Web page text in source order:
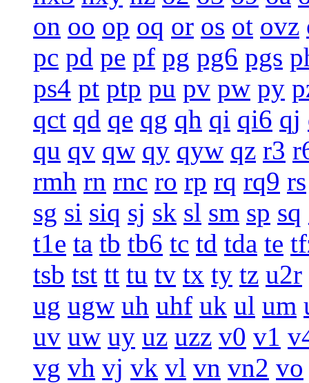
on oo op oq or os ot ovz
pc pd pe pf pg pg6 pgs
ps4 pt ptp pu pv pw py
qct qd qe qg qh qi qi6 qj
qu qv qw qy qyw qz r3
rmh rn rnc ro rp rq rq9 rs
sg si siq sj sk sl sm sp sq
t1e ta tb tb6 tc td tda te
tsb tst tt tu tv tx ty tz u2r
ug ugw uh uhf uk ul um
uv uw uy uz uzz v0 v1
vg vh vj vk vl vn vn2 vo